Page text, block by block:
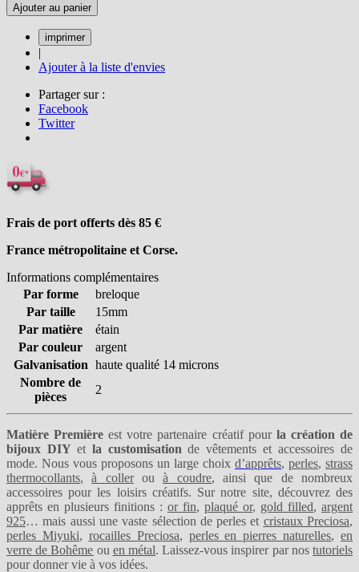
Ajouter au panier
|
Ajouter à la liste d'envies
Partager sur :
Facebook
Twitter
Frais de port offerts dès 85 €
France métropolitaine et Corse.
Informations complémentaires
Par forme
breloque
Par taille
15mm
Par matière
étain
Par couleur
argent
Galvanisation haute qualité 14 microns
Nombre de
pièces
2
Matière Première est votre partenaire créatif pourla création de
bijoux DIY etla customisation de vêtements et accessoires de
mode. Nous vous proposons un large choix d’apprêts, perles, strass
thermocollants,à collerouà coudre, ainsi que de nombreux
accessoires pour les loisirs créatifs. Sur notre site, découvrez des
apprêts en plusieurs finitions : or fin, plaqué or, gold filled, argent
925… mais aussi une vaste sélection de perles et cristaux Preciosa,
perles Miyuki, rocailles Preciosa, perles en pierres naturelles, en
verre de Bohême ou en métal. Laissez-vous inspirer par nostutoriels
pour donner vie à vos idées.